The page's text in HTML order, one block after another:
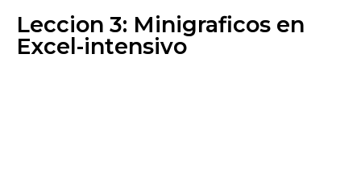
Leccion 3: Minigraficos en
Excel-intensivo